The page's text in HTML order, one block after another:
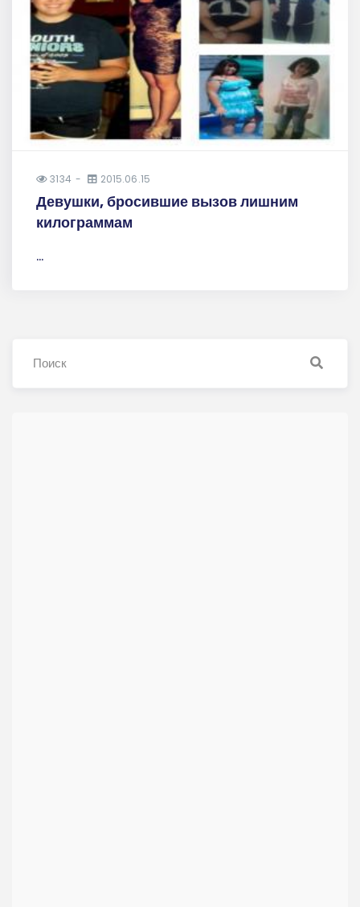
3134 2015.06.15
Девушки, бросившие вызов лишним
килограммам
...